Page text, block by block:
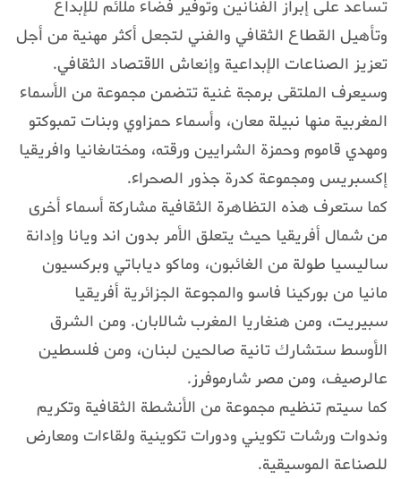
تساعد على إبراز الفنانين وتوفير فضاء ملائم للإبداع
وتأهيل القطاع الثقافي والفني لتجعل أكثر مهنية من أجل
تعزيز الصناعات الإبداعية وإنعاش الاقتصاد الثقافي.
وسيعرف الملتقى برمجة غنية تتضمن مجموعة من الأسماء
المغربية منها نبيلة معان، وأسماء حمزاوي وبنات تمبوكتو
ومهدي قاموم وحمزة الشرايين ورقته، ومختاىغانيا وافريقيا
إكسبريس ومجموعة كدرة جذور الصحراء.
كما ستعرف هذه التظاهرة الثقافية مشاركة أسماء أخرى
من شمال أفريقيا حيث يتعلق الأمر بدون اند ويانا وإدانة
ساليسيا طولة من الغائبون، وماكو دياباتي وبركسيون
مانيا من بوركينا فاسو والمجوعة الجزائرية أفريقيا
سبيريت، ومن هنغاريا المغرب شالابان. ومن الشرق
الأوسط ستشارك تانية صالحين لبنان، ومن فلسطين
عالرصيف، ومن مصر شارموفرز.
كما سيتم تنظيم مجموعة من الأنشطة الثقافية وتكريم
وندوات ورشات تكويني ودورات تكوينية ولقاءات ومعارض
للصناعة الموسيقية.